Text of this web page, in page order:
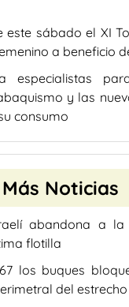
este sábado el XI
a beneficio
especialistas
y las
consumo
Más Noticias
abandona a la
flotilla
los buques
del